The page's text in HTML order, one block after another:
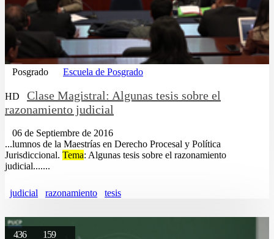
Posgrado Escuela de Posgrado
HD
Clase Magistral: Algunas tesis sobre el
razonamiento judicial
06 de Septiembre de 2016
...lumnos de la Maestrías en Derecho Procesal y Política
Jurisdiccional. Tema: Algunas tesis sobre el razonamiento
judicial.......
judicial razonamiento tesis
436 159